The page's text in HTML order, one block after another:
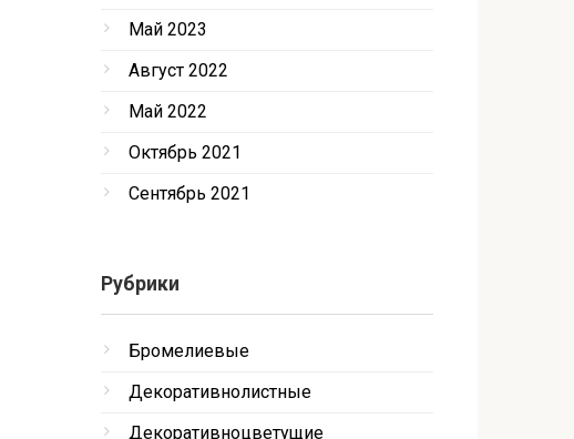
Май 2023
Август 2022
Май 2022
Октябрь 2021
Сентябрь 2021
Рубрики
Бромелиевые
Декоративнолистные
Декоративноцветущие